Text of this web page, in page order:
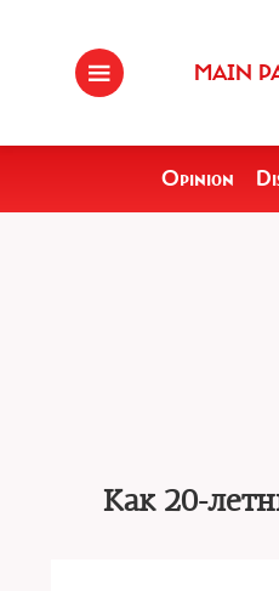
MAIN
Opinion
Как 20-